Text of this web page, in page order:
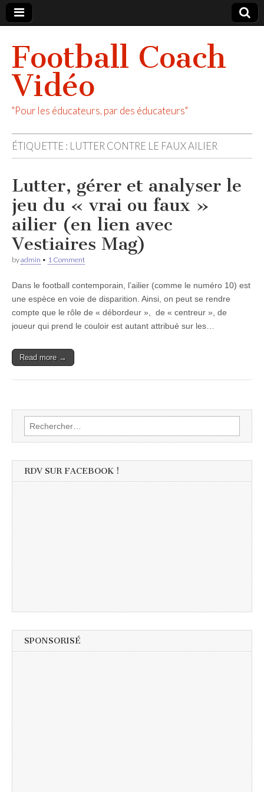
Football Coach
Vidéo
"Pour les éducateurs, par des éducateurs"
ÉTIQUETTE : LUTTER CONTRE LE FAUX AILIER
Lutter, gérer et analyser le
jeu du « vrai ou faux »
ailier (en lien avec
Vestiaires Mag)
byadmin • 1 Comment
Dans le football contemporain, l’ailier (comme le numéro 10) est
une espèce en voie de disparition. Ainsi, on peut se rendre
compte que le rôle de « débordeur », de « centreur », de
joueur qui prend le couloir est autant attribué sur les…
Read more →
Rechercher :
RDV SUR FACEBOOK !
SPONSORISÉ